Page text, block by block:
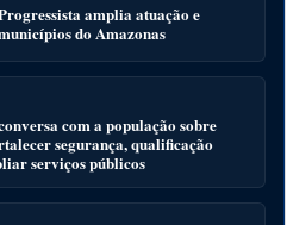
amplia atuação e
do Amazonas
com a população sobre
segurança, qualificação
serviços públicos